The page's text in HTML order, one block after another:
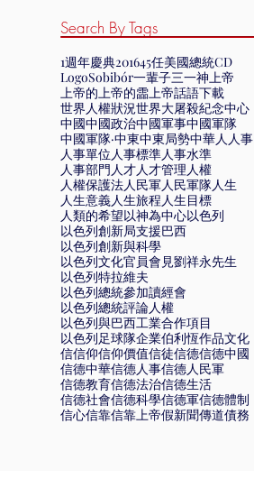
Search By Tags
1週年慶典201645任美國總統CD
LogoSobibór一輩子三一神 上帝
上帝的 上帝的霝 上帝話語下載
世界人權狀況世界大屠殺紀念中心
中國中國政治中國軍事中國軍隊
中國軍隊·中東中東局勢中華人 人事
人事單位 人事標準人事水準
人事部門 人才人才管理 人權
人權保護法人民軍人民軍隊人生
人生意義人生旅程 人生目標
人類的希望以神為中心以色列
以色列創新局支援巴西
以色列創新與科學
以色列文化官員會見劉祥永先生
以色列特拉維夫
以色列總統參加讀經會
以色列總統評論人權
以色列與巴西工業合作項目
以色列足球隊企業伯利恆作品文化
信信仰信仰價值信徒信德信德中國
信德中華信德人事信德人民軍
信德教育信德法治信德生活
信德社會信德科學信德軍信德體制
信心信靠信靠上帝假新聞傳道債務